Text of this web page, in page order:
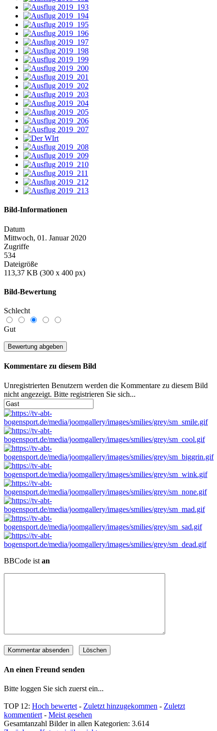
Bild-Informationen
Datum
Mittwoch, 01. Januar 2020
Zugriffe
534
Dateigröße
113,37 KB (300 x 400 px)
Bild-Bewertung
Schlecht
Gut
Kommentare zu diesem Bild
Unregistrierten Benutzern werden die Kommentare zu diesem Bild
nicht angezeigt. Bitte registrieren Sie sich...
BBCode ist an
An einen Freund senden
Bitte loggen Sie sich zuerst ein...
TOP 12: Hoch bewertet - Zuletzt hinzugekommen - Zuletzt
kommentiert - Meist gesehen
Gesamtanzahl Bilder in allen Kategorien: 3.614